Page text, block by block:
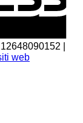
12648090152 |
web